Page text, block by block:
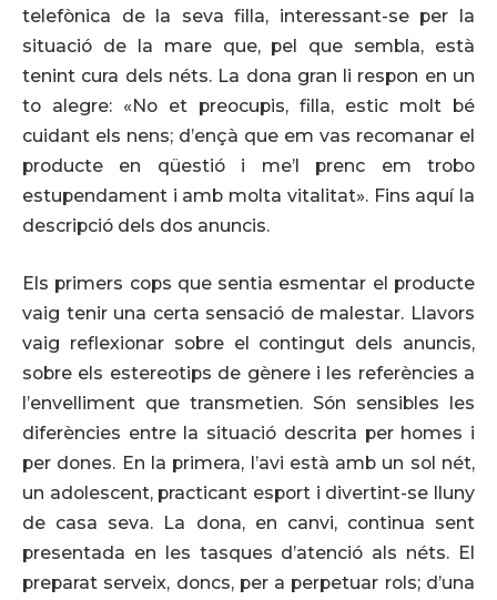
telefònica de la seva filla, interessant-se per la
situació de la mare que, pel que sembla, està
tenint cura dels néts. La dona gran li respon en un
to alegre: «No et preocupis, filla, estic molt bé
cuidant els nens; d’ençà que em vas recomanar el
producte en qüestió i me’l prenc em trobo
estupendament i amb molta vitalitat». Fins aquí la
descripció dels dos anuncis.
Els primers cops que sentia esmentar el producte
vaig tenir una certa sensació de malestar. Llavors
vaig reflexionar sobre el contingut dels anuncis,
sobre els estereotips de gènere i les referències a
l’envelliment que transmetien. Són sensibles les
diferències entre la situació descrita per homes i
per dones. En la primera, l’avi està amb un sol nét,
un adolescent, practicant esport i divertint-se lluny
de casa seva. La dona, en canvi, continua sent
presentada en les tasques d’atenció als néts. El
preparat serveix, doncs, per a perpetuar rols; d’una